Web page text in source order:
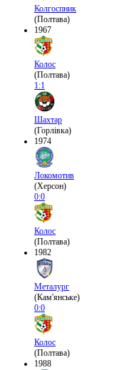
Колгоспник
(Полтава)
1967
Колос
(Полтава)
1:1
Шахтар
(Горлівка)
1974
Локомотив
(Херсон)
0:0
Колос
(Полтава)
1982
Металург
(Кам'янське)
0:0
Колос
(Полтава)
1988